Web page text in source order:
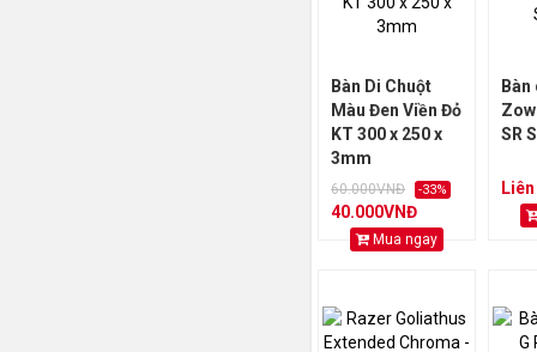
Bàn Di Chuột
Màu Đen Viền Đỏ
KT 300 x 250 x
3mm
60.000VNĐ -33%
40.000VNĐ
Mua ngay
SR